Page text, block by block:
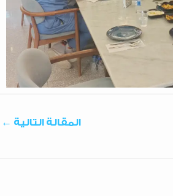
المقالة التالية ←